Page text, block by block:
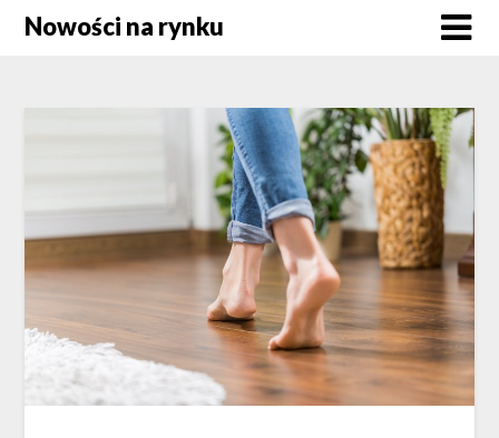
SkipNowości na rynku